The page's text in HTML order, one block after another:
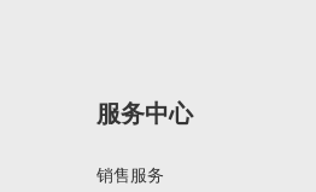
服务中心
销售服务